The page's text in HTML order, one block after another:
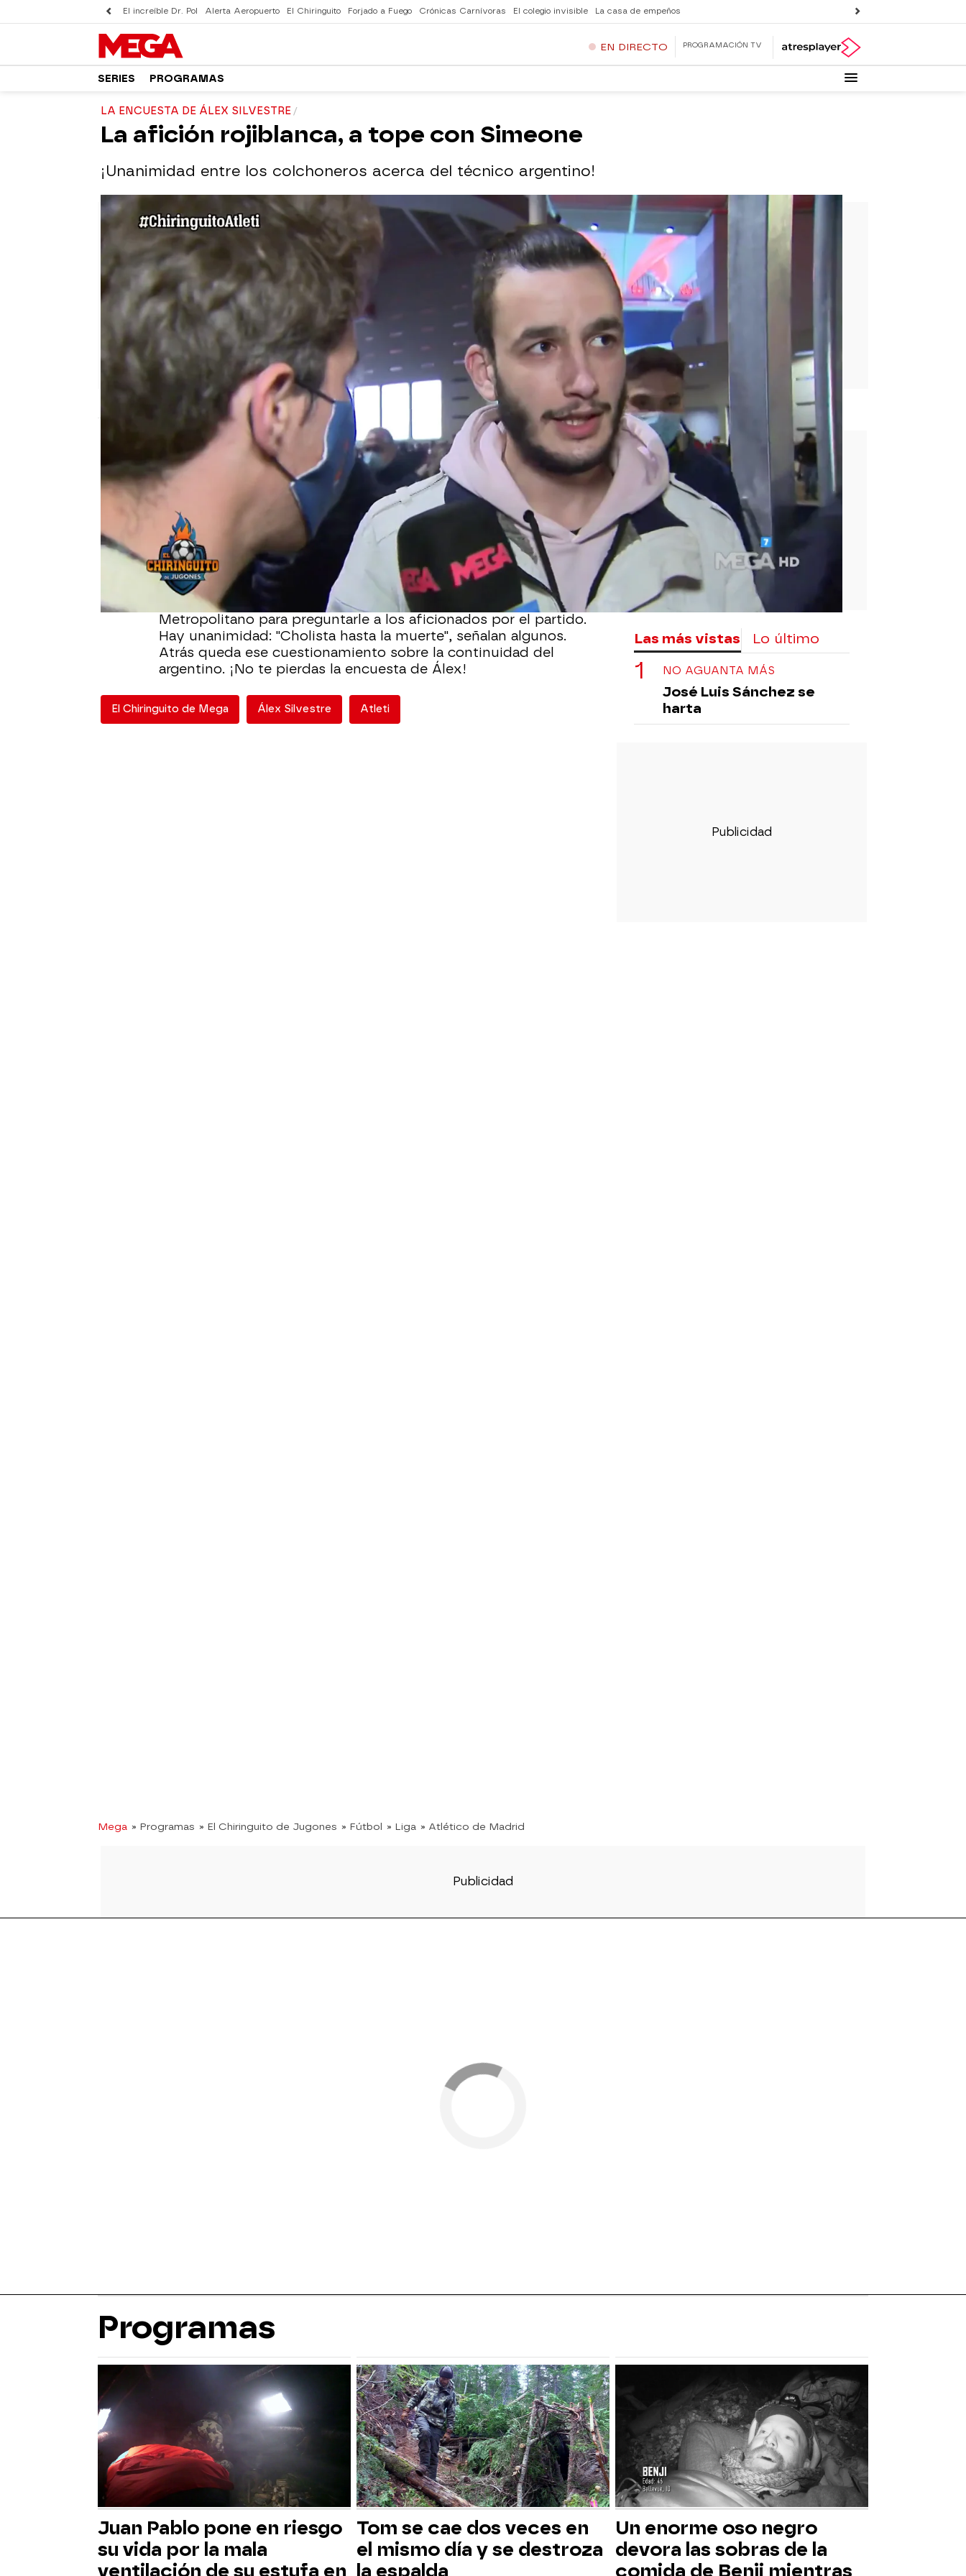
El increíble Dr. Pol Alerta Aeropuerto El Chiringuito Forjado a Fuego Crónicas Carnívoras El colegio invisible La casa de empeños
EN DIRECTO PROGRAMACIÓN TV
SERIES PROGRAMAS
LA ENCUESTA DE ÁLEX SILVESTRE
La afición rojiblanca, a tope con Simeone
¡Unanimidad entre los colchoneros acerca del técnico argentino!
Publicado:28 de febrero de 2022, 02:35
WhatsappFacebook
X Flipboard
¡El Atleti vuelve a sumar de 3! Victoria por 2-0 ante el Celta de
Vigo en el Wanda y seguir mirando hacia puestos Champions.
Un espectacular Lodi, acompañado de otra gran actuación de
Geoffrey Kondogbia con dos asistencias, hacen que el triunfo
se quede en casa.
Álex Silvestre ha estado en los aledaños del Wanda
Metropolitano para preguntarle a los aficionados por el partido.
Hay unanimidad: "Cholista hasta la muerte", señalan algunos.
Atrás queda ese cuestionamiento sobre la continuidad del
argentino. ¡No te pierdas la encuesta de Álex!
El Chiringuito de Mega Álex Silvestre Atleti
Mega » Programas » El Chiringuito de Jugones » Fútbol » Liga » Atlético de Madrid
Las más vistas Lo último
NO AGUANTA MÁS
José Luis Sánchez se
harta
Programas
Juan Pablo pone en riesgo
su vida por la mala
ventilación de su estufa en
Tom se cae dos veces en
el mismo día y se destroza
la espalda
Un enorme oso negro
devora las sobras de la
comida de Benji mientras